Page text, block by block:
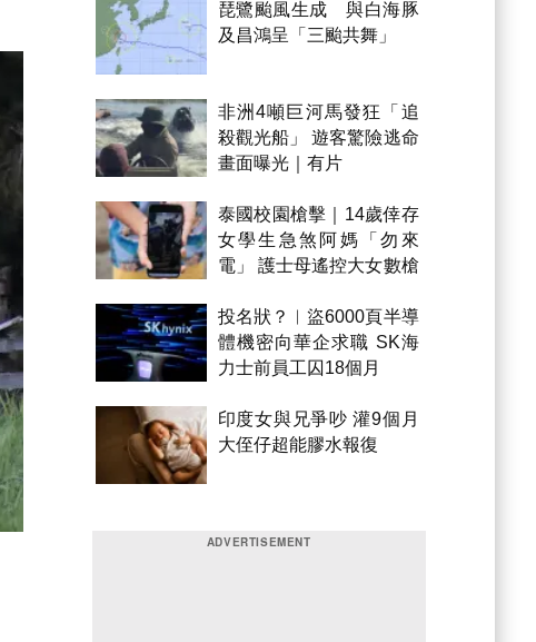
琵鷺颱風生成 與白海豚
及昌鴻呈「三颱共舞」
非洲4噸巨河馬發狂「追
殺觀光船」 遊客驚險逃命
畫面曝光｜有片
泰國校園槍擊｜14歲倖存
女學生急煞阿媽「勿來
電」 護士母遙控大女數槍
投名狀？︱盜6000頁半導
體機密向華企求職 SK海
力士前員工囚18個月
印度女與兄爭吵 灌9個月
大侄仔超能膠水報復